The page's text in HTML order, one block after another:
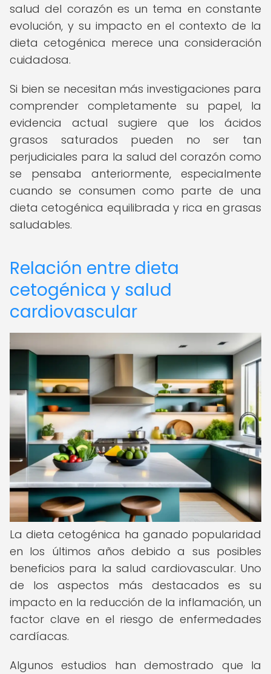
salud del corazón es un tema en constante
evolución, y su impacto en el contexto de la
dieta cetogénica merece una consideración
cuidadosa.
Si bien se necesitan más investigaciones para
comprender completamente su papel, la
evidencia actual sugiere que los ácidos
grasos saturados pueden no ser tan
perjudiciales para la salud del corazón como
se pensaba anteriormente, especialmente
cuando se consumen como parte de una
dieta cetogénica equilibrada y rica en grasas
saludables.
Relación entre dieta
cetogénica y salud
cardiovascular
La dieta cetogénica ha ganado popularidad
en los últimos años debido a sus posibles
beneficios para la salud cardiovascular. Uno
de los aspectos más destacados es su
impacto en la reducción de la inflamación, un
factor clave en el riesgo de enfermedades
cardíacas.
Algunos estudios han demostrado que la